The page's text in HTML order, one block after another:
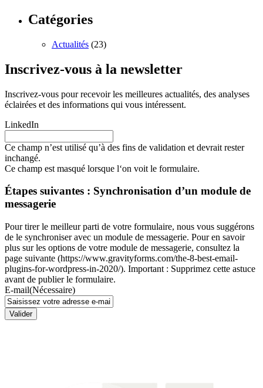
Catégories
Actualités (23)
Inscrivez-vous à la newsletter
Inscrivez-vous pour recevoir les meilleures actualités, des analyses
éclairées et des informations qui vous intéressent.
LinkedIn
Ce champ n’est utilisé qu’à des fins de validation et devrait rester
inchangé.
Ce champ est masqué lorsque l‘on voit le formulaire.
Étapes suivantes : Synchronisation d’un module de
messagerie
Pour tirer le meilleur parti de votre formulaire, nous vous suggérons
de le synchroniser avec un module de messagerie. Pour en savoir
plus sur les options de votre module de messagerie, consultez la
page suivante (https://www.gravityforms.com/the-8-best-email-
plugins-for-wordpress-in-2020/). Important : Supprimez cette astuce
avant de publier le formulaire.
E-mail(Nécessaire)
Valider